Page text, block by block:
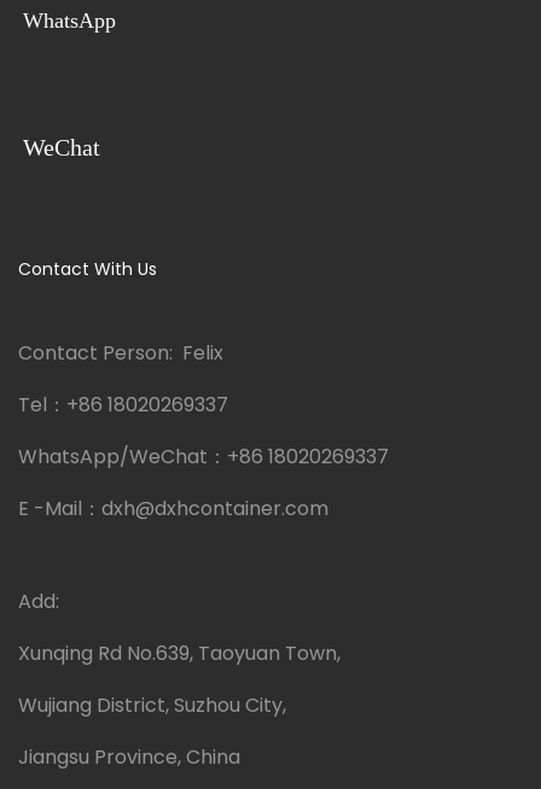
WhatsApp
WeChat
Contact With Us
Contact Person: Felix
Tel： +86 18020269337
WhatsApp/WeChat： +86 18020269337
E -Mail： dxh@dxhcontainer.com
Add:
Xunqing Rd No.639, Taoyuan Town,
Wujiang District, Suzhou City,
Jiangsu Province, China